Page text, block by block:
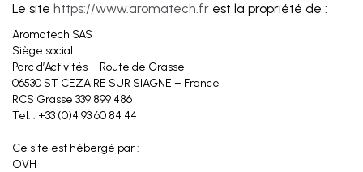
Le site https://www.aromatech.fr est la propriété de :
Aromatech SAS
Siège social :
Parc d’Activités – Route de Grasse
06530 ST CEZAIRE SUR SIAGNE – France
RCS Grasse 339 899 486
Tel. : +33 (0)4 93 60 84 44
Ce site est hébergé par :
OVH